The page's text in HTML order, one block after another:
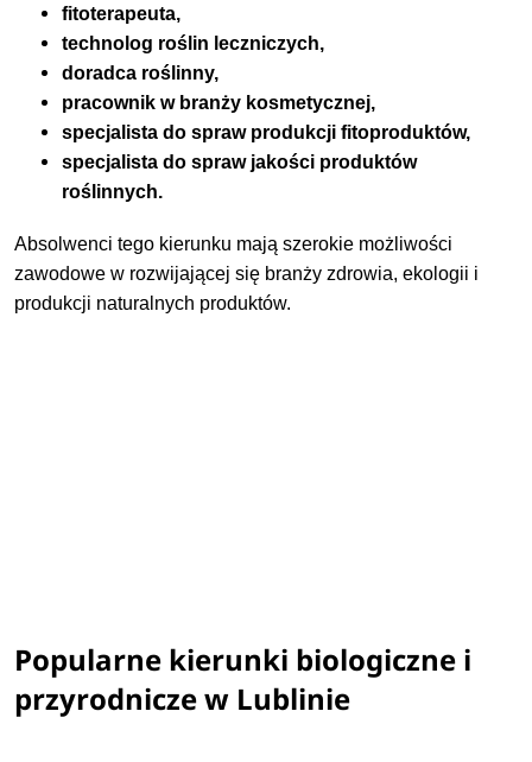
fitoterapeuta,
technolog roślin leczniczych,
doradca roślinny,
pracownik w branży kosmetycznej,
specjalista do spraw produkcji fitoproduktów,
specjalista do spraw jakości produktów
roślinnych.
Absolwenci tego kierunku mają szerokie możliwości
zawodowe w rozwijającej się branży zdrowia, ekologii i
produkcji naturalnych produktów.
Popularne kierunki biologiczne i
przyrodnicze w Lublinie